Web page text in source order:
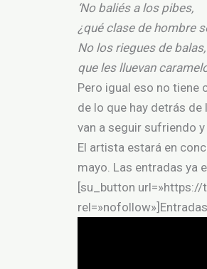
‘No baliés a los pibes,
¿qué clase de hombre
No los riegues de balas,
que les lluevan
Pero igual eso no tiene
de lo que hay detrás
van a seguir sufriendo
El artista estará en
mayo. Las entradas ya
[su_button url=»https://